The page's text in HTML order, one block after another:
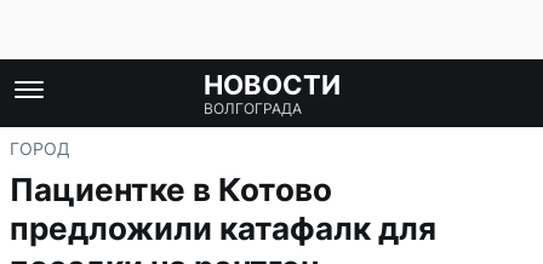
НОВОСТИ
ВОЛГОГРАДА
ГОРОД
Пациентке в Котово
предложили катафалк для